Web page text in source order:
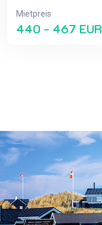
Mietpreis
440 - 467 EUR